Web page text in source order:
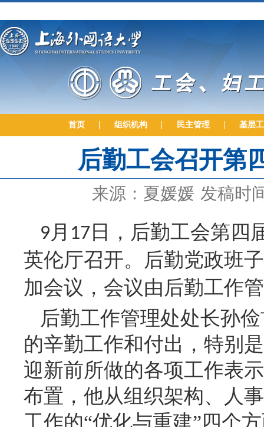
首页 组织机构 民主管理 基层
后勤工会召开第
来源：夏媛媛 发稿时
9 月 17 日，后勤工会第四
英伦厅召开。后勤党政班
加会议，会议由后勤工作
后勤工作管理处处长孙
的辛勤工作和付出，特别
迎新前所做的各项工作表
布置，他从组织架构、人
工作的“优化与重建”四个